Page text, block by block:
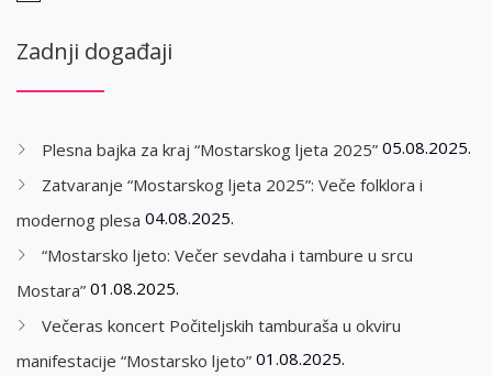
Zadnji događaji
Plesna bajka za kraj “Mostarskog ljeta 2025” 05.08.2025.
Zatvaranje “Mostarskog ljeta 2025”: Veče folklora i
modernog plesa 04.08.2025.
“Mostarsko ljeto: Večer sevdaha i tambure u srcu
Mostara” 01.08.2025.
Večeras koncert Počiteljskih tamburaša u okviru
manifestacije “Mostarsko ljeto” 01.08.2025.